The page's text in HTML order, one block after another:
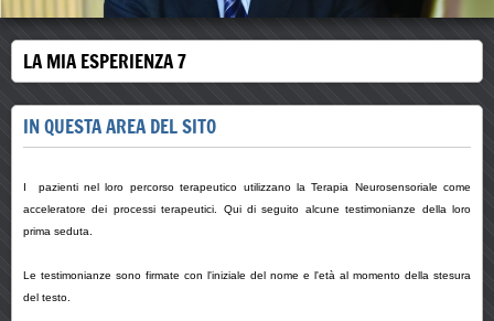
LA MIA ESPERIENZA 7
IN QUESTA AREA DEL SITO
I pazienti nel loro percorso terapeutico utilizzano la Terapia Neurosensoriale come
acceleratore dei processi terapeutici. Qui di seguito alcune testimonianze della loro
prima seduta.
Le testimonianze sono firmate con l'iniziale del nome e l'età al momento della stesura
del testo.